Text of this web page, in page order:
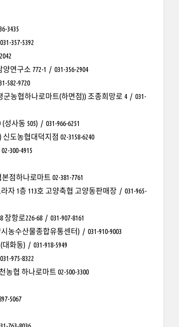
3435
357-5392
구소 772-1 / 031-356-2904
9720
농협하나로마트(하면점)) 조종희망로 4 / 031-
사동 505) / 031-966-6251
농협대덕지점 02-3158-6240
300-4915
하나로마트 02-381-7761
1층 113호 고양축협 고양동판매장 / 031-965-
로226-68 / 031-907-8161
수산물종합유통센터) / 031-910-9003
화동) / 031-918-5949
975-8322
협 하나로마트 02-500-3300
5067